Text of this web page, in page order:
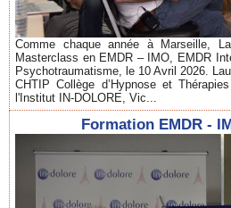
Comme chaque année à Marseille,
Masterclass en EMDR – IMO, EMDR
Psychotraumatisme, le 10 Avril 2026.
CHTIP Collège d’Hypnose et
l'Institut IN-DOLORE, Vic...
Formation EMDR -